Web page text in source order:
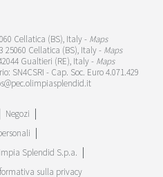
Cellatica (BS), Italy - Maps
25060 Cellatica (BS), Italy - Maps
Gualtieri (RE), Italy - Maps
SN4CSRI - Cap. Soc. Euro 4.071.429
Negozi
Splendid S.p.a.
sulla privacy